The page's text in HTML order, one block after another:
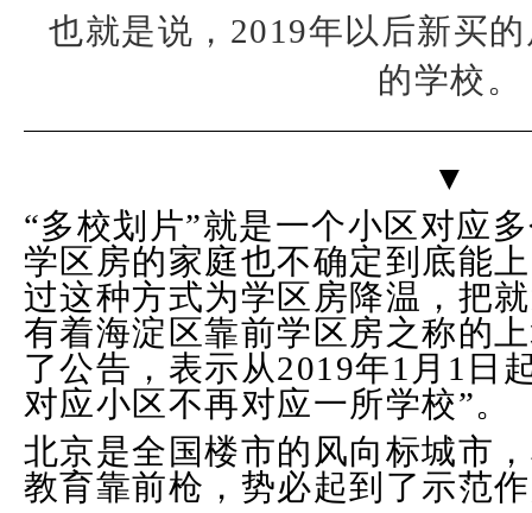
也就是说，2019年以后新买
的学校。
▼
“多校划片”就是一个小区对应
学区房的家庭也不确定到底能
过这种方式为学区房降温，把
有着海淀区靠前学区房之称的
了公告，表示从2019年1月1日
对应小区不再对应一所学校”。
北京是全国楼市的风向标城市
教育靠前枪，势必起到了示范